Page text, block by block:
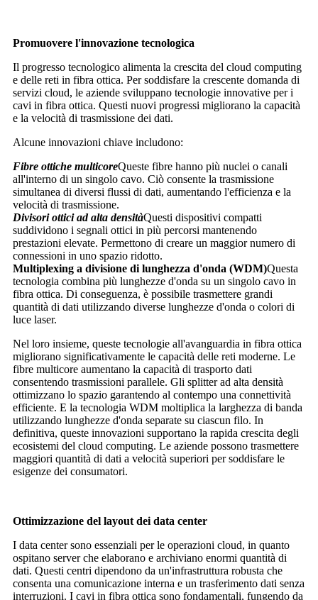
Promuovere l'innovazione tecnologica
Il progresso tecnologico alimenta la crescita del cloud computing
e delle reti in fibra ottica. Per soddisfare la crescente domanda di
servizi cloud, le aziende sviluppano tecnologie innovative per i
cavi in ​​fibra ottica. Questi nuovi progressi migliorano la capacità
e la velocità di trasmissione dei dati.
Alcune innovazioni chiave includono:
Fibre ottiche multicoreQueste fibre hanno più nuclei o canali
all'interno di un singolo cavo. Ciò consente la trasmissione
simultanea di diversi flussi di dati, aumentando l'efficienza e la
velocità di trasmissione.
Divisori ottici ad alta densitàQuesti dispositivi compatti
suddividono i segnali ottici in più percorsi mantenendo
prestazioni elevate. Permettono di creare un maggior numero di
connessioni in uno spazio ridotto.
Multiplexing a divisione di lunghezza d'onda (WDM)Questa
tecnologia combina più lunghezze d'onda su un singolo cavo in
fibra ottica. Di conseguenza, è possibile trasmettere grandi
quantità di dati utilizzando diverse lunghezze d'onda o colori di
luce laser.
Nel loro insieme, queste tecnologie all'avanguardia in fibra ottica
migliorano significativamente le capacità delle reti moderne. Le
fibre multicore aumentano la capacità di trasporto dati
consentendo trasmissioni parallele. Gli splitter ad alta densità
ottimizzano lo spazio garantendo al contempo una connettività
efficiente. E la tecnologia WDM moltiplica la larghezza di banda
utilizzando lunghezze d'onda separate su ciascun filo. In
definitiva, queste innovazioni supportano la rapida crescita degli
ecosistemi del cloud computing. Le aziende possono trasmettere
maggiori quantità di dati a velocità superiori per soddisfare le
esigenze dei consumatori.
Ottimizzazione del layout dei data center
I data center sono essenziali per le operazioni cloud, in quanto
ospitano server che elaborano e archiviano enormi quantità di
dati. Questi centri dipendono da un'infrastruttura robusta che
consenta una comunicazione interna e un trasferimento dati senza
interruzioni. I cavi in ​​fibra ottica sono fondamentali, fungendo da